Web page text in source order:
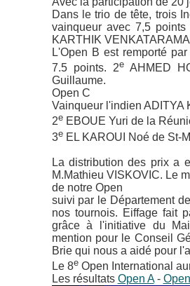
Dans le trio de tête, trois
vainqueur avec 7,5
KARTHIK
L'Open B est remporté
7.5 points. 2eAHMED
Guillaume.
Open C
Vainqueur l'indien ADITYA
2eEBOUE Yuri de la
3eEL KAROUI Noé de St-
La distribution des prix a
M.Mathieu VISKOVIC. Le
de notre Open
suivi par le Département
nos tournois. Eiffage fait
grâce à l'initiative du
mention pour le Conseil
Brie qui nous a aidé pour
Le 8eOpen International
Les résultats Open A-